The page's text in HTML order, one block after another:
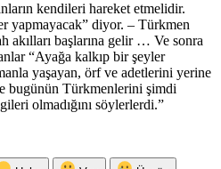
kendileri hareket etmelidir.
yapmayacak” diyor. – Türkmen
akılları başlarına gelir … Ve sonra
“Ayağa kalkıp bir şeyler
yaşayan, örf ve adetlerini yerine
Türkmenlerini şimdi
olmadığını söylerlerdi.”